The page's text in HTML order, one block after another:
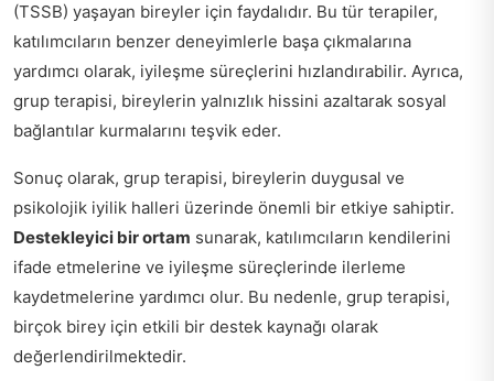
(TSSB) yaşayan bireyler için faydalıdır. Bu tür terapiler,
katılımcıların benzer deneyimlerle başa çıkmalarına
yardımcı olarak, iyileşme süreçlerini hızlandırabilir. Ayrıca,
grup terapisi, bireylerin yalnızlık hissini azaltarak sosyal
bağlantılar kurmalarını teşvik eder.
Sonuç olarak, grup terapisi, bireylerin duygusal ve
psikolojik iyilik halleri üzerinde önemli bir etkiye sahiptir.
Destekleyici bir ortam sunarak, katılımcıların kendilerini
ifade etmelerine ve iyileşme süreçlerinde ilerleme
kaydetmelerine yardımcı olur. Bu nedenle, grup terapisi,
birçok birey için etkili bir destek kaynağı olarak
değerlendirilmektedir.